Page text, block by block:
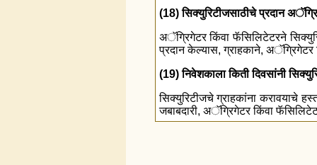
(18) सिक्युरिटीजसाठीचे प्रदान
अॅग्रिगेटर किंवा फॅसिलिटेटरने
प्रदान केल्यास, ग्राहकाने, अॅग्रिगेटर
(19) निवेशकाला किती दिवसांनी
सिक्युरिटीजचे ग्राहकांना करावयाचे
जबाबदारी, अॅग्रिगेटर किंवा